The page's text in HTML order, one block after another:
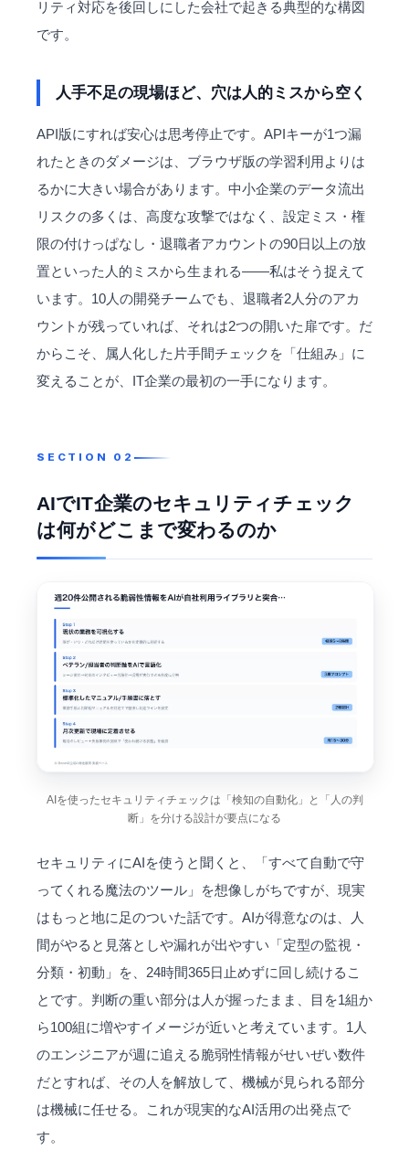
リティ対応を後回しにした会社で起きる典型的な構図
です。
人手不足の現場ほど、穴は人的ミスから空く
API版にすれば安心は思考停止です。APIキーが1つ漏
れたときのダメージは、ブラウザ版の学習利用よりは
るかに大きい場合があります。中小企業のデータ流出
リスクの多くは、高度な攻撃ではなく、設定ミス・権
限の付けっぱなし・退職者アカウントの90日以上の放
置といった人的ミスから生まれる——私はそう捉えて
います。10人の開発チームでも、退職者2人分のアカ
ウントが残っていれば、それは2つの開いた扉です。だ
からこそ、
属人化した片手間チェックを「仕組み」に
変えることが、IT企業の最初の一手になります。
AIでIT企業のセキュリティチェック
は何がどこまで変わるのか
AIを使ったセキュリティチェックは「検知の自動化」と「人の判
断」を分ける設計が要点になる
セキュリティにAIを使うと聞くと、「すべて自動で守
ってくれる魔法のツール」を想像しがちですが、現実
はもっと地に足のついた話です。AIが得意なのは、人
間がやると見落としや漏れが出やすい「定型の監視・
分類・初動」を、24時間365日止めずに回し続けるこ
とです。判断の重い部分は人が握ったまま、目を1組か
ら100組に増やすイメージが近いと考えています。1人
のエンジニアが週に追える脆弱性情報がせいぜい数件
だとすれば、その人を解放して、機械が見られる部分
は機械に任せる。これが現実的なAI活用の出発点で
す。